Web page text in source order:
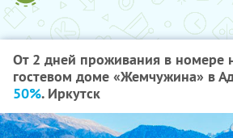
От 2 дней проживания в номере
гостевом доме «Жемчужина» в
50%. Иркутск